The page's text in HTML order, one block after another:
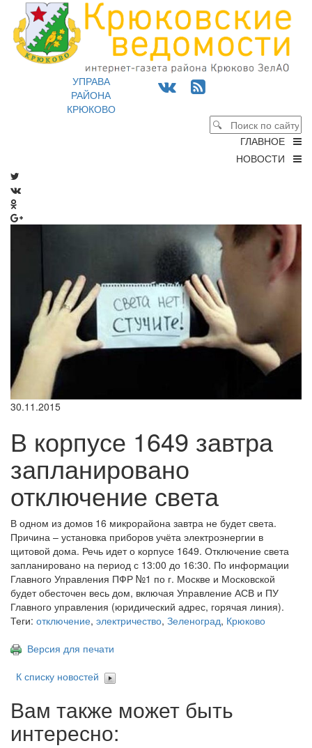
УПРАВА
РАЙОНА
КРЮКОВО
ГЛАВНОЕ
НОВОСТИ
30.11.2015
В корпусе 1649 завтра
запланировано
отключение света
В одном из домов 16 микрорайона завтра не будет света.
Причина – установка приборов учёта электроэнергии в
щитовой дома. Речь идет о корпусе 1649. Отключение света
запланировано на период с 13:00 до 16:30. По информации
Главного Управления ПФР №1 по г. Москве и Московской
будет обесточен весь дом, включая Управление АСВ и ПУ
Главного управления (юридический адрес, горячая линия).
Теги: отключение, электричество, Зеленоград, Крюково
Версия для печати
К списку новостей
Вам также может быть
интересно: